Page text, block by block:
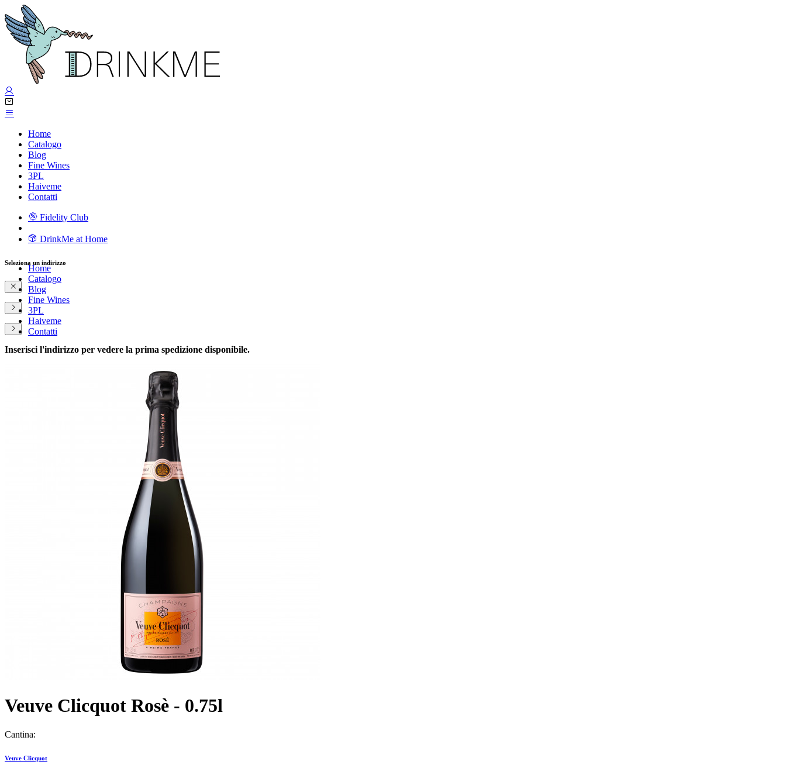
Home
Catalogo
Blog
Fine Wines
3PL
Haiveme
Contatti
Fidelity Club
DrinkMe at Home
Home
Catalogo
Blog
Fine Wines
3PL
Haiveme
Contatti
Seleziona un indirizzo
Inserisci l'indirizzo per vedere la prima spedizione disponibile.
Veuve Clicquot Rosè - 0.75l
Cantina:
Veuve Clicquot